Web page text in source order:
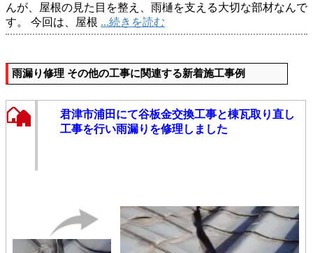
んが、屋根の見た目を整え、雨樋を支える大切な部材なんで
す。 今回は、屋根 ...続きを読む
雨漏り修理 その他の工事に関連する新着施工事例
君津市浦田にて谷板金交換工事と棟瓦取り直し
工事を行い雨漏りを修理しました